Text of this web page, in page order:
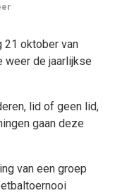
21 oktober van
weer de jaarlijkse
lid of geen lid,
gaan deze
van een groep